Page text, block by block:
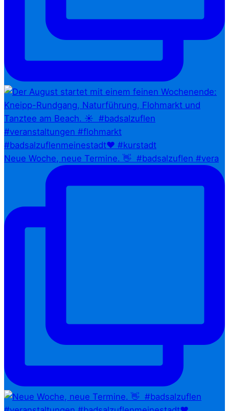
Neue Woche, neue Termine. 👋⁠ ⁠ #badsalzuflen #vera